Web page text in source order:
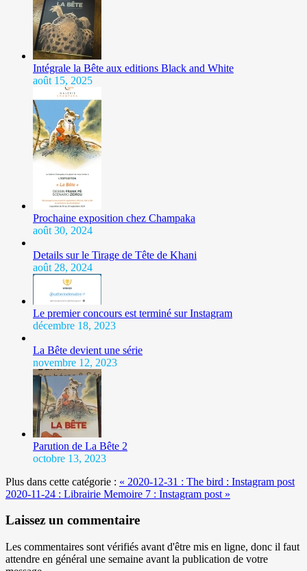
Intégrale la Bête aux editions Black and White
août 15, 2025
Prochaine exposition chez Champaka
août 30, 2024
Details sur le Tirage de Tête de Khani
août 28, 2024
Le premier concours est terminé sur Instagram
décembre 18, 2023
La Bête devient une série
novembre 12, 2023
Parution de La Bête 2
octobre 13, 2023
Plus dans cette catégorie : « 2020-12-31 : The bird : Instagram post
2020-11-24 : Librairie Memoire 7 : Instagram post »
Laissez un commentaire
Les commentaires sont vérifiés avant d'être mis en ligne, donc il faut
attendre en général une semaine avant la publication de votre